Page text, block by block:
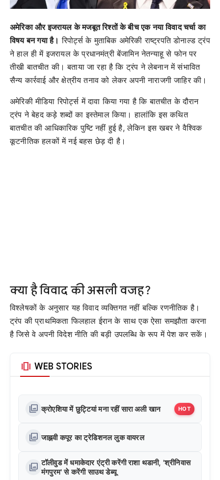
अमेरिका और इजरायल के मजबूत रिश्तों के बीच एक नया विवाद चर्चा का
विषय बन गया है। रिपोर्ट्स के मुताबिक अमेरिकी राष्ट्रपति डोनाल्ड ट्रंप
ने हाल ही में इजरायल के प्रधानमंत्री बेंजामिन नेतन्याहू से फोन पर
तीखी बातचीत की। बताया जा रहा है कि ट्रंप ने लेबनान में संभावित
सैन्य कार्रवाई और क्षेत्रीय तनाव को लेकर अपनी नाराजगी जाहिर की।
अमेरिकी मीडिया रिपोर्ट्स में दावा किया गया है कि बातचीत के दौरान
ट्रंप ने बेहद कड़े शब्दों का इस्तेमाल किया। हालांकि इस कथित
बातचीत की आधिकारिक पुष्टि नहीं हुई है, लेकिन इस खबर ने वैश्विक
कूटनीतिक हलकों में नई बहस छेड़ दी है।
क्या है विवाद की असली वजह?
विश्लेषकों के अनुसार यह विवाद व्यक्तिगत नहीं बल्कि रणनीतिक है।
ट्रंप की प्राथमिकता फिलहाल ईरान के साथ एक ऐसा समझौता करना
है जिसे वे अपनी विदेश नीति की बड़ी उपलब्धि के रूप में पेश कर सकें।
amp_stories WEB STORIES
photo_library क्रोएशिया में छुट्टियां मना रहीं सारा अली खान HOT
photo_library जाह्नवी कपूर का ट्रेडिशनल लुक वायरल
photo_library टॉलीवुड में धमाकेदार एंट्री करेंगी राशा थडानी, 'श्रीनिवास
मंगपुरम' से करेंगी साउथ डेब्यू